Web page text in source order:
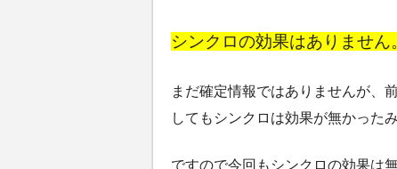
シンクロの効果はありません
まだ確定情報ではありませんが、
してもシンクロは効果が無かった
ですので今回もシンクロの効果は